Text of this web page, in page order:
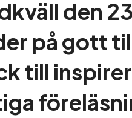
den
på gott
till